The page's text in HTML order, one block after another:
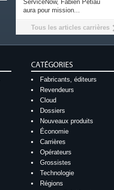
ServiceNow, Fabien Petiau
aura pour mission...
Tous les articles carrières
CATÉGORIES
Fabricants, éditeurs
Revendeurs
Cloud
Dossiers
Nouveaux produits
Économie
Carrières
Opérateurs
Grossistes
Technologie
Régions